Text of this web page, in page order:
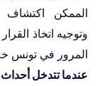
الممكن اكتشاف
وتوجيه اتخاذ
المرور في تونس خلال
عندما تتدخل أحداث